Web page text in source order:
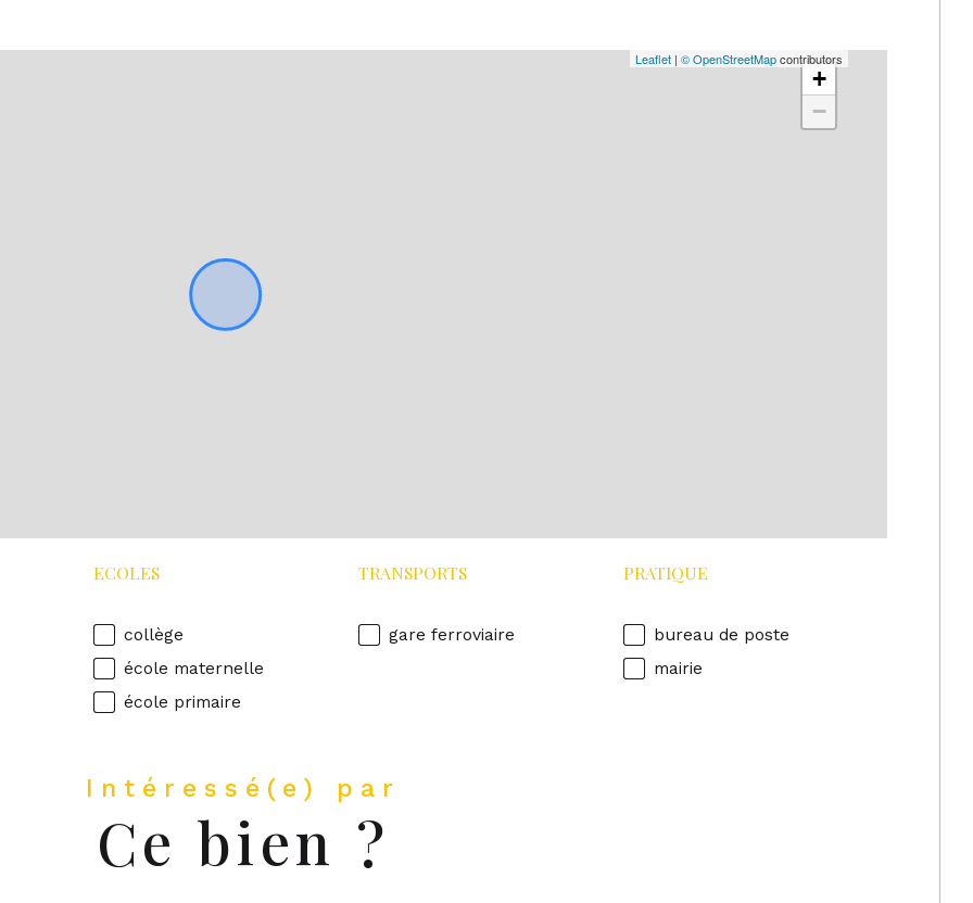
+
−
Leaflet |© OpenStreetMapcontributors
ECOLES
collège
école maternelle
école primaire
TRANSPORTS
gare ferroviaire
PRATIQUE
bureau de poste
mairie
Intéressé(e) par
Ce bien ?